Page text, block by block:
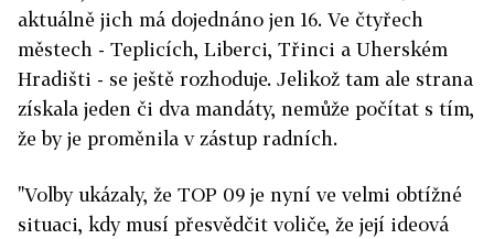
aktuálně jich má dojednáno jen 16. Ve čtyřech
městech - Teplicích, Liberci, Třinci a Uherském
Hradišti - se ještě rozhoduje. Jelikož tam ale strana
získala jeden či dva mandáty, nemůže počítat s tím,
že by je proměnila v zástup radních.
"Volby ukázaly, že TOP 09 je nyní ve velmi obtížné
situaci, kdy musí přesvědčit voliče, že její ideová